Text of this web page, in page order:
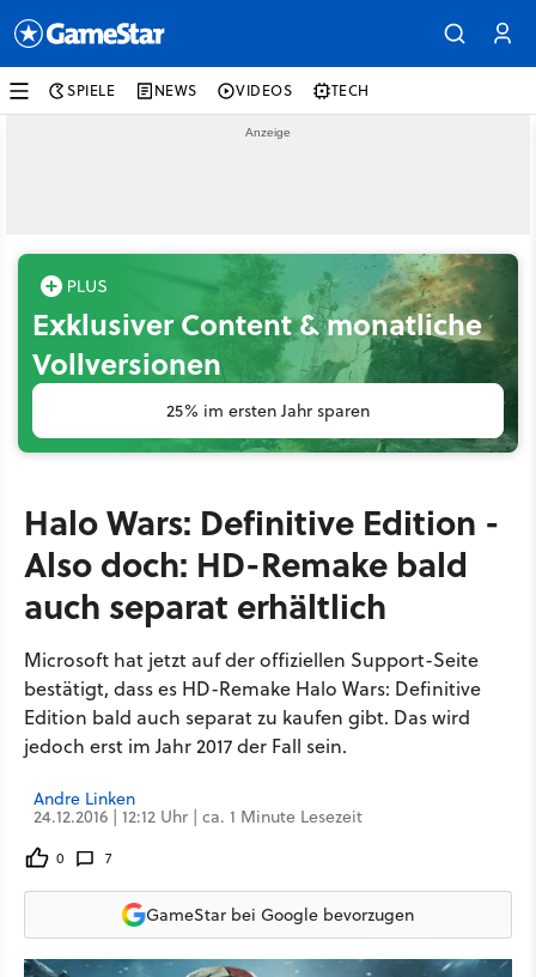
SPIELE NEWS VIDEOS TECH
Exklusiver Content & monatliche
Vollversionen
25% im ersten Jahr sparen
Halo Wars: Definitive Edition -
Also doch: HD-Remake bald
auch separat erhältlich
Microsoft hat jetzt auf der offiziellen Support-Seite
bestätigt, dass es HD-Remake Halo Wars: Definitive
Edition bald auch separat zu kaufen gibt. Das wird
jedoch erst im Jahr 2017 der Fall sein.
Andre Linken
24.12.2016 | 12:12 Uhr | ca. 1 Minute Lesezeit
0 7
GameStar bei Google bevorzugen